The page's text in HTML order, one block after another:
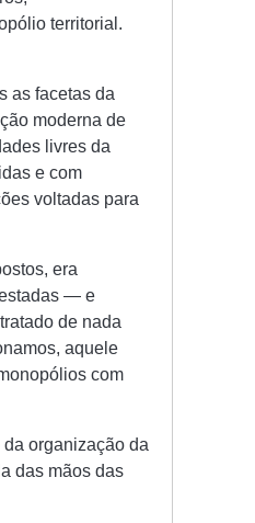
territorial.
as facetas da
moderna de
livres da
e com
voltadas para
era
— e
de nada
aquele
com
organização da
das mãos das